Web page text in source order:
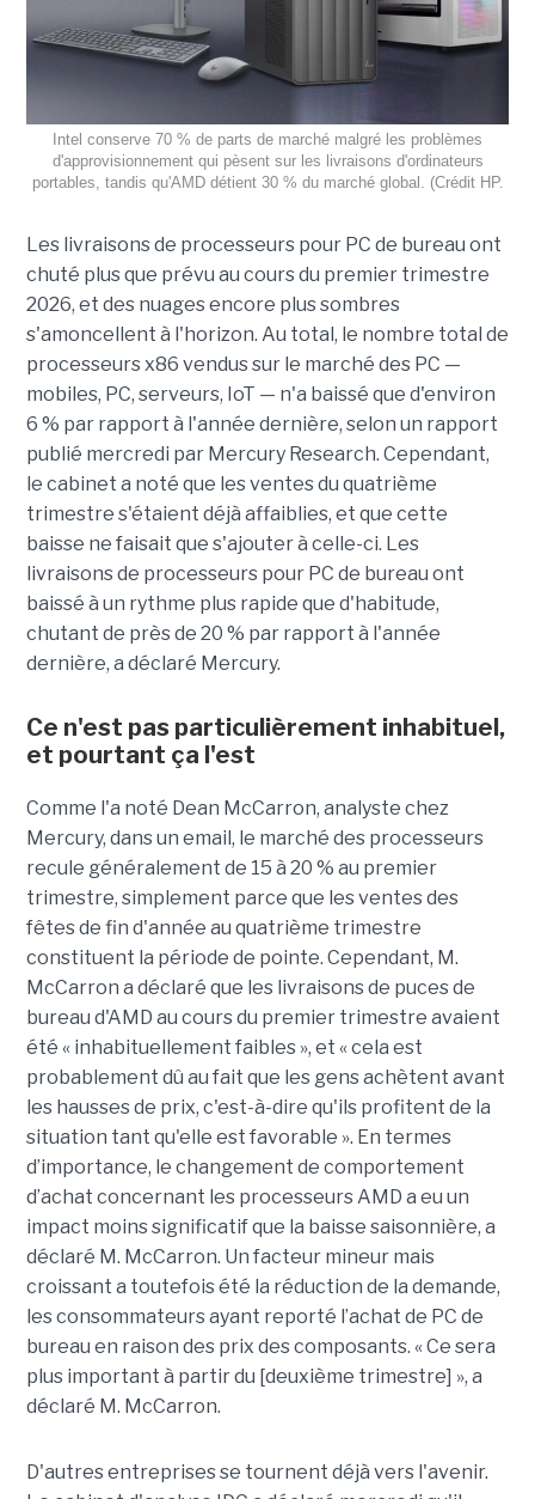
Intel conserve 70 % de parts de marché malgré les problèmes
d'approvisionnement qui pèsent sur les livraisons d'ordinateurs
portables, tandis qu'AMD détient 30 % du marché global. (Crédit HP.
Les livraisons de processeurs pour PC de bureau ont
chuté plus que prévu au cours du premier trimestre
2026, et des nuages encore plus sombres
s'amoncellent à l'horizon. Au total, le nombre total de
processeurs x86 vendus sur le marché des PC —
mobiles, PC, serveurs, IoT — n'a baissé que d'environ
6 % par rapport à l'année dernière, selon un rapport
publié mercredi par Mercury Research. Cependant,
le cabinet a noté que les ventes du quatrième
trimestre s'étaient déjà affaiblies, et que cette
baisse ne faisait que s'ajouter à celle-ci. Les
livraisons de processeurs pour PC de bureau ont
baissé à un rythme plus rapide que d'habitude,
chutant de près de 20 % par rapport à l'année
dernière, a déclaré Mercury.
Ce n'est pas particulièrement inhabituel,
et pourtant ça l'est
Comme l'a noté Dean McCarron, analyste chez
Mercury, dans un email, le marché des processeurs
recule généralement de 15 à 20 % au premier
trimestre, simplement parce que les ventes des
fêtes de fin d'année au quatrième trimestre
constituent la période de pointe. Cependant, M.
McCarron a déclaré que les livraisons de puces de
bureau d'AMD au cours du premier trimestre avaient
été « inhabituellement faibles », et « cela est
probablement dû au fait que les gens achètent avant
les hausses de prix, c'est-à-dire qu'ils profitent de la
situation tant qu'elle est favorable ». En termes
d’importance, le changement de comportement
d’achat concernant les processeurs AMD a eu un
impact moins significatif que la baisse saisonnière, a
déclaré M. McCarron. Un facteur mineur mais
croissant a toutefois été la réduction de la demande,
les consommateurs ayant reporté l’achat de PC de
bureau en raison des prix des composants. « Ce sera
plus important à partir du [deuxième trimestre] », a
déclaré M. McCarron.
D'autres entreprises se tournent déjà vers l'avenir.